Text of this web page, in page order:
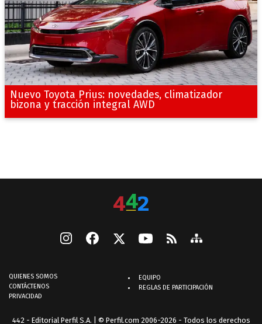
Nuevo Toyota Prius: novedades, climatizador
bizona y tracción integral AWD
QUIENES SOMOS
CONTÁCTENOS
PRIVACIDAD
EQUIPO
REGLAS DE PARTICIPACIÓN
442 - Editorial Perfil S.A. | © Perfil.com 2006-2026 - Todos los derechos